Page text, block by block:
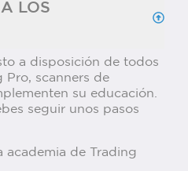
LOS
a disposición de todos
Pro, scanners de
su educación.
seguir unos pasos
academia de Trading